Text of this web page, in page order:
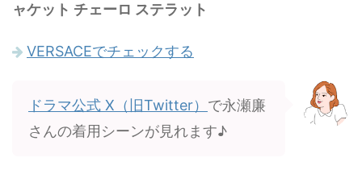
ャケット チェーロ ステラット
VERSACEでチェックする
ドラマ公式 X（旧Twitter） で永瀬廉
さんの着用シーンが見れます♪